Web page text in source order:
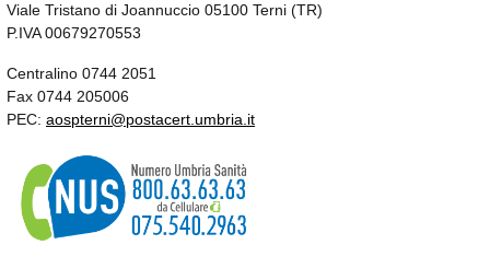
Viale Tristano di Joannuccio 05100 Terni (TR)
P.IVA 00679270553
Centralino 0744 2051
Fax 0744 205006
PEC: aospterni@postacert.umbria.it